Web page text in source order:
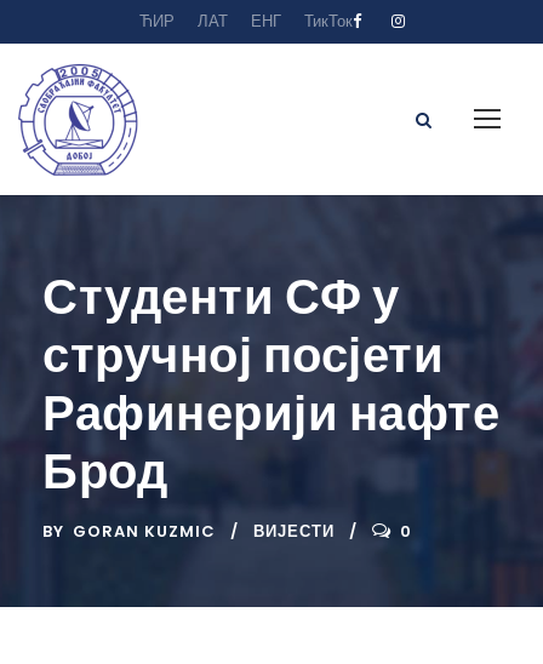
ЋИР ЛАТ ЕНГ ТикТок
Студенти СФ у
стручној посјети
Рафинерији нафте
Брод
BY GORAN KUZMIC ВИЈЕСТИ 0